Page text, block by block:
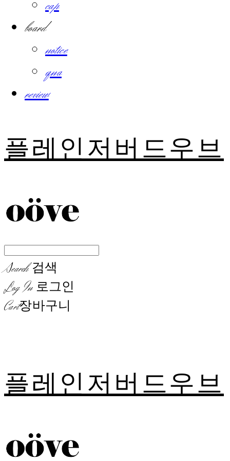
cap
board
notice
qna
review
플레인저버드우브
Search검색
Log In 로그인
Cart장바구니
플레인저버드우브